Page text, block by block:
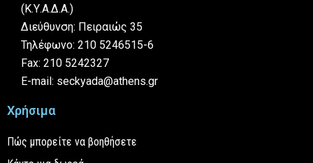
(Κ.Υ.Α.Δ.Α.)
Διεύθυνση: Πειραιώς 35
Τηλέφωνο: 210 5246515-6
Fax: 210 5242327
E-mail: seckyada@athens.gr
Χρήσιμα
Πώς μπορείτε να βοηθήσετε